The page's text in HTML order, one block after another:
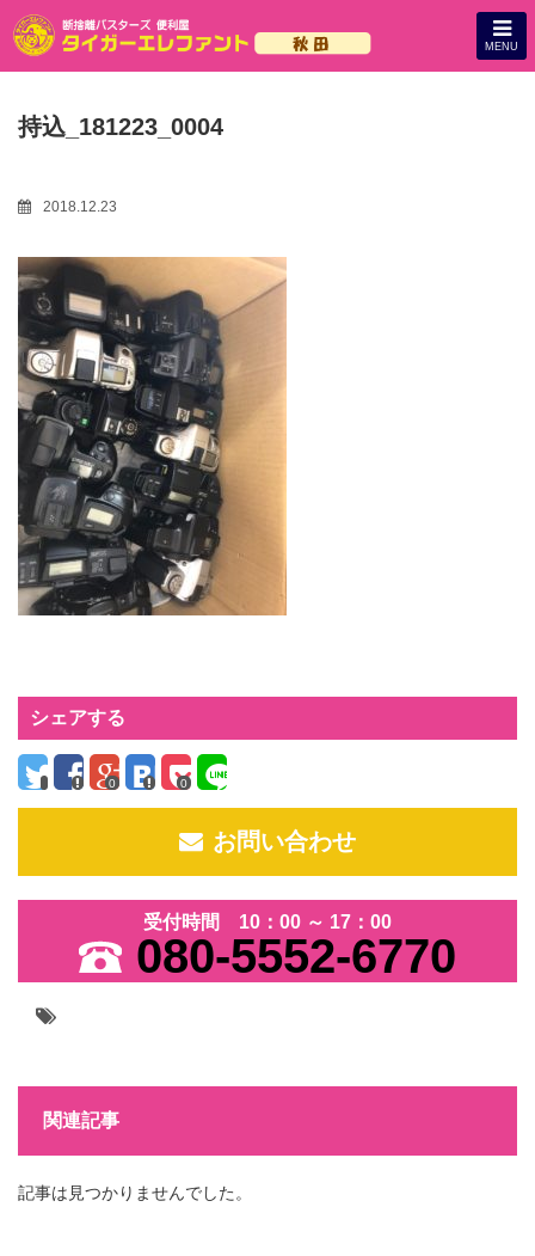
MENU
持込_181223_0004
2018.12.23
シェアする
0 0
お問い合わせ
受付時間 10：00 ～ 17：00
080-5552-6770
関連記事
記事は見つかりませんでした。